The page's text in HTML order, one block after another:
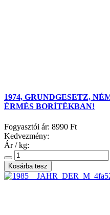
1974, GRUNDGESETZ,
ÉRMÉS BORÍTÉKBAN!
Fogyasztói ár: 8990 Ft
Kedvezmény:
Ár / kg: